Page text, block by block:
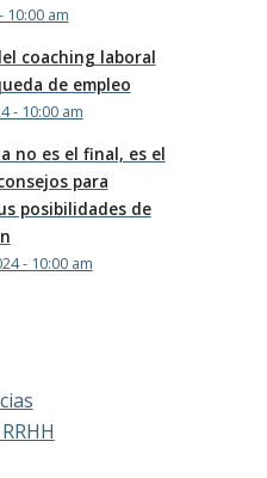
10:00 am
coaching laboral
de empleo
- 10:00 am
no es el final, es el
para
posibilidades de
- 10:00 am